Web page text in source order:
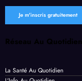
Réseau Au Quotidien
La Santé Au Quotidien